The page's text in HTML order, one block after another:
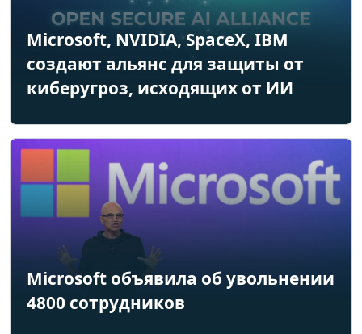
Microsoft, NVIDIA, SpaceX, IBM
создают альянс для защиты от
киберугроз, исходящих от ИИ
Microsoft объявила об увольнении
4800 сотрудников